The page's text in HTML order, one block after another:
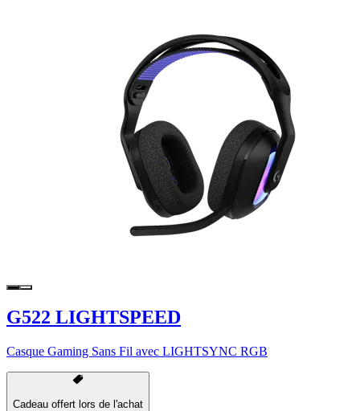
G522 LIGHTSPEED
Casque Gaming Sans Fil avec LIGHTSYNC RGB
Cadeau offert lors de l'achat